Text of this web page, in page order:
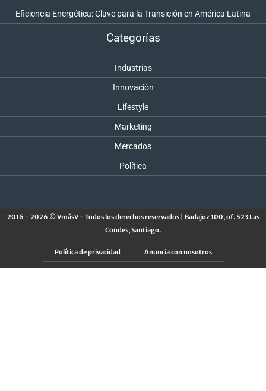
Eficiencia Energética: Clave para la Transición en América Latina
Categorías
Industrias
Innovación
Lifestyle
Marketing
Mercados
Política
2016 - 2026 © VmásV - Todos los derechos reservados | Badajoz 100, of. 523 Las
Condes, Santiago.
Política de privacidad Anuncia con nosotros